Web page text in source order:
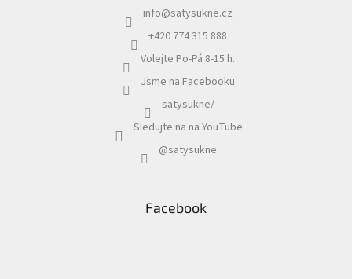
info@satysukne.cz
+420 774 315 888
Volejte Po-Pá 8-15 h.
Jsme na Facebooku
satysukne/
Sledujte na na YouTube
@satysukne
Facebook